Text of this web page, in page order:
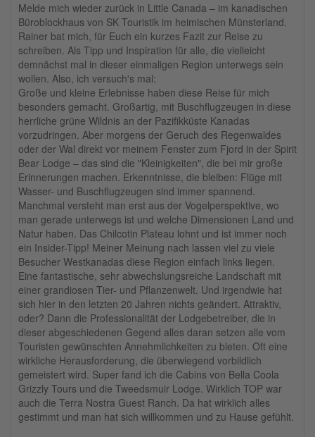
Melde mich wieder zurück in Little Canada – im kanadischen
Büroblockhaus von SK Touristik im heimischen Münsterland.
Rainer bat mich, für Euch ein kurzes Fazit zur Reise zu
schreiben. Als Tipp und Inspiration für alle, die vielleicht
demnächst mal in dieser einmaligen Region unterwegs sein
wollen. Also, ich versuch's mal:
Große und kleine Erlebnisse haben diese Reise für mich
besonders gemacht. Großartig, mit Buschflugzeugen in diese
herrliche grüne Wildnis an der Pazifikküste Kanadas
vorzudringen. Aber morgens der Geruch des Regenwaldes
oder der Wal direkt vor meinem Fenster zum Fjord in der Spirit
Bear Lodge – das sind die "Kleinigkeiten", die bei mir große
Erinnerungen machen. Erkenntnisse, die bleiben: Flüge mit
Wasser- und Buschflugzeugen sind immer spannend.
Manchmal versteht man erst aus der Vogelperspektive, wo
man gerade unterwegs ist und welche Dimensionen Land und
Natur haben. Das Chilcotin Plateau lohnt und ist immer noch
ein Insider-Tipp! Meiner Meinung nach lassen viel zu viele
Besucher Westkanadas diese Region einfach links liegen.
Eine fantastische, sehr abwechslungsreiche Landschaft mit
einer grandiosen Tier- und Pflanzenwelt. Und irgendwie hat
sich hier in den letzten 20 Jahren nichts geändert. Attraktiv,
oder? Dann die Professionalität der Lodgebetreiber, die in
dieser abgeschiedenen Gegend alles daran setzen alle vom
Touristen gewünschten Annehmlichkeiten zu bieten. Oft eine
wirkliche Herausforderung, die überwiegend vorbildlich
gemeistert wird. Super fand ich die Cabins von Bella Coola
Grizzly Tours und die Tweedsmuir Lodge. Wirklich TOP war
auch die Terra Nostra Guest Ranch. Da hat wirklich alles
gestimmt und man hat sich willkommen und zu Hause gefühlt.